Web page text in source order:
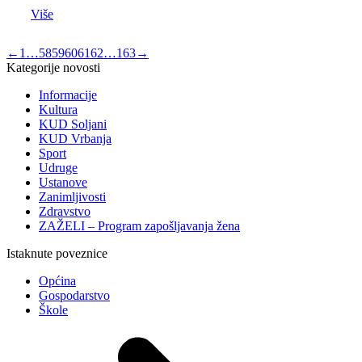
Više
← 1 …5859606162…163→
Kategorije novosti
Informacije
Kultura
KUD Soljani
KUD Vrbanja
Sport
Udruge
Ustanove
Zanimljivosti
Zdravstvo
ZAŽELI – Program zapošljavanja žena
Istaknute poveznice
Općina
Gospodarstvo
Škole